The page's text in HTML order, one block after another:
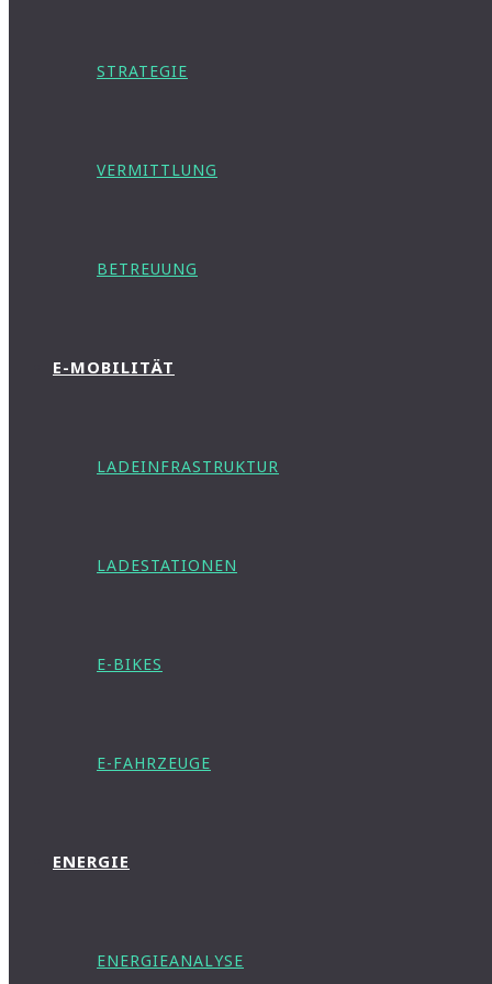
STRATEGIE
VERMITTLUNG
BETREUUNG
E-MOBILITÄT
LADEINFRASTRUKTUR
LADESTATIONEN
E-BIKES
E-FAHRZEUGE
ENERGIE
ENERGIEANALYSE